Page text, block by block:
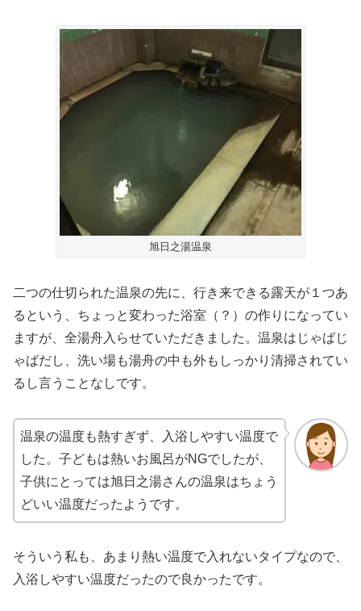
旭日之湯温泉
二つの仕切られた温泉の先に、行き来できる露天が１つあ
るという、ちょっと変わった浴室（？）の作りになってい
ますが、全湯舟入らせていただきました。温泉はじゃばじ
ゃばだし、洗い場も湯舟の中も外もしっかり清掃されてい
るし言うことなしです。
温泉の温度も熱すぎず、入浴しやすい温度で
した。子どもは熱いお風呂がNGでしたが、
子供にとっては旭日之湯さんの温泉はちょう
どいい温度だったようです。
そういう私も、あまり熱い温度で入れないタイプなので、
入浴しやすい温度だったので良かったです。